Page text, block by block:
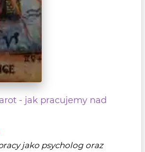
- jak pracujemy nad
jako psycholog oraz